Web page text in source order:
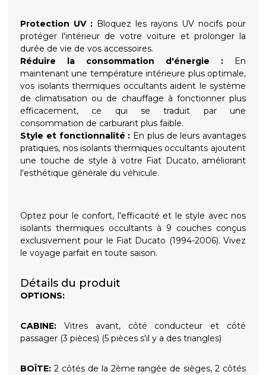
Protection UV : Bloquez les rayons UV nocifs pour
protéger l'intérieur de votre voiture et prolonger la
durée de vie de vos accessoires.
Réduire la consommation d'énergie : En
maintenant une température intérieure plus optimale,
vos isolants thermiques occultants aident le système
de climatisation ou de chauffage à fonctionner plus
efficacement, ce qui se traduit par une
consommation de carburant plus faible.
Style et fonctionnalité : En plus de leurs avantages
pratiques, nos isolants thermiques occultants ajoutent
une touche de style à votre Fiat Ducato, améliorant
l'esthétique générale du véhicule.
Optez pour le confort, l'efficacité et le style avec nos
isolants thermiques occultants à 9 couches conçus
exclusivement pour le Fiat Ducato (1994-2006). Vivez
le voyage parfait en toute saison.
Détails du produit
OPTIONS:
CABINE: Vitres avant, côté conducteur et côté
passager (3 pièces) (5 pièces s'il y a des triangles)
BOÎTE: 2 côtés de la 2ème rangée de sièges, 2 côtés